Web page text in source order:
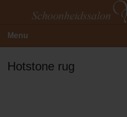
Menu
Hotstone rug